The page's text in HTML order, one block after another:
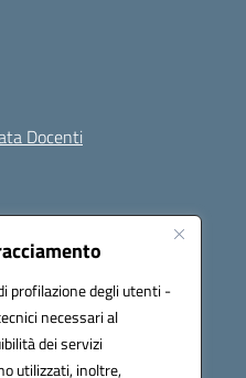
profilazione degli utenti -
necessari al
dei servizi
utilizzati, inoltre,
Docenti